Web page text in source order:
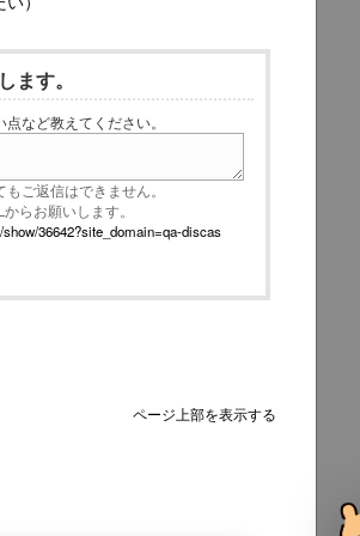
ます。
など教えてください。
ご返信はできません。
らお願いします。
36642?site_domain=qa-discas
ページ上部を表示する